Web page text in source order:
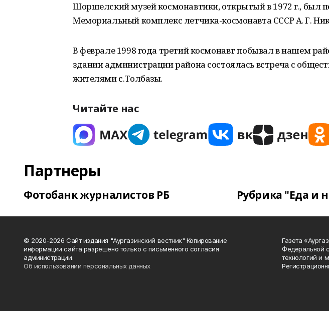
Шоршелский музей космонавтики, открытый в 1972 г., был
Мемориальный комплекс летчика-космонавта СССР А. Г.
В феврале 1998 года третий космонавт побывал в нашем
здании администрации района состоялась встреча с
жителями с.Толбазы.
Читайте нас
Партнеры
Фотобанк журналистов РБ Рубрика "Еда и
© 2020-2026 Сайт издания "Аургазинский вестник" Копирование
информации сайта разрешено только с письменного согласия
администрации.
Об использовании персональных данных
Газета
Федеральной
технологий и